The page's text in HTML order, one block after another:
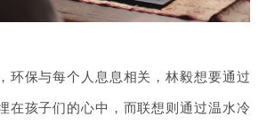
环保与每个人息息相关，林毅想要通过
在孩子们的心中，而联想则通过温水冷